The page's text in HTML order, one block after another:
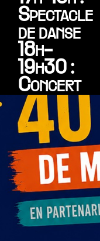
Spectacle
de danse
18h-
19h30 :
Concert